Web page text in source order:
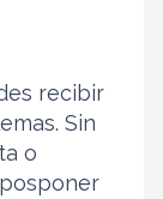
recibir
Sin
o